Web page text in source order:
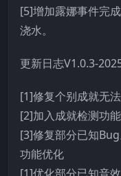
[5]增加露娜事件完
浇水。
更新日志V1.0.3-
[1]修复个别成就无法
[2]加入成就检测功能
[3]修复部分已知Bug
功能优化